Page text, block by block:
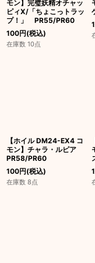
モン】完璧妖精オチャッ
ピィX/「ちょこっトラッ
プ！」 PR55/PR60
100円(税込)
在庫数 10点
【ホイル DM24-EX4 コ
モン】チャラ・ルピア
PR58/PR60
100円(税込)
在庫数 8点